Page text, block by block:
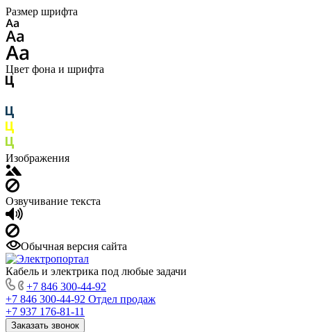
Размер шрифта
Цвет фона и шрифта
Изображения
Озвучивание текста
Обычная версия сайта
Кабель и электрика под любые задачи
+7 846 300-44-92
+7 846 300-44-92 Отдел продаж
+7 937 176-81-11
Заказать звонок